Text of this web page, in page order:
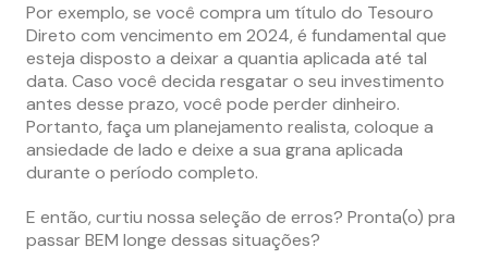
Por exemplo, se você compra um título do Tesouro
Direto com vencimento em 2024, é fundamental que
esteja disposto a deixar a quantia aplicada até tal
data. Caso você decida resgatar o seu investimento
antes desse prazo, você pode perder dinheiro.
Portanto, faça um planejamento realista, coloque a
ansiedade de lado e deixe a sua grana aplicada
durante o período completo.
E então, curtiu nossa seleção de erros? Pronta(o) pra
passar BEM longe dessas situações?